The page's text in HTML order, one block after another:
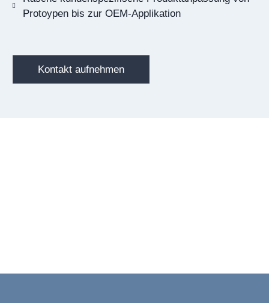
Protoypen bis zur OEM-Applikation
Kontakt aufnehmen